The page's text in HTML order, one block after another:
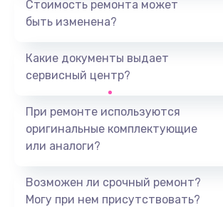
Ремонт южного моста
Замена батарейки BIOS
Заказать
Стоимость ремонта может
быть изменена?
Какие документы выдает
сервисный центр?
При ремонте используются
оригинальные комплектующие
или аналоги?
Возможен ли срочный ремонт?
Могу при нем присутствовать?